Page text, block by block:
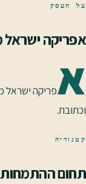
על העסק
אפריקה ישראל
אפריקה ישראל
וכתובת.
קטגוריה
תחום ההתמחות